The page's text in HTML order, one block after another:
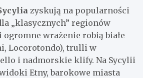
zyskują na popularności
„klasycznych” regionów
wrażenie robią białe
Locorotondo), trulli w
i nadmorskie klify. Na Sycylii
Etny, barokowe miasta